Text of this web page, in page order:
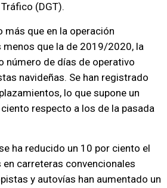
(DGT).
más que en la operación
que la de 2019/2020, la
número de días de operativo
navideñas. Se han registrado
lo que supone un
respecto a los de la pasada
ha reducido un 10 por ciento el
carreteras convencionales
y autovías han aumentado un